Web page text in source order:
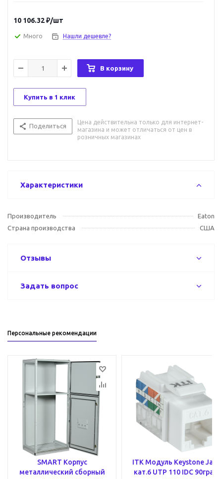
10 106.32₽/шт
Много Нашли дешевле?
В корзину
Купить в 1 клик
Поделиться
Цена действительна только для интернет-
магазина и может отличаться от цен в
розничных магазинах
Характеристики
Производитель
Eaton
Страна производства
США
Отзывы
Задать вопрос
Персональные рекомендации
SMART Корпус
металлический сборный
ITK Модуль Keystone Jack
кат.6 UTP 110 IDC 90град